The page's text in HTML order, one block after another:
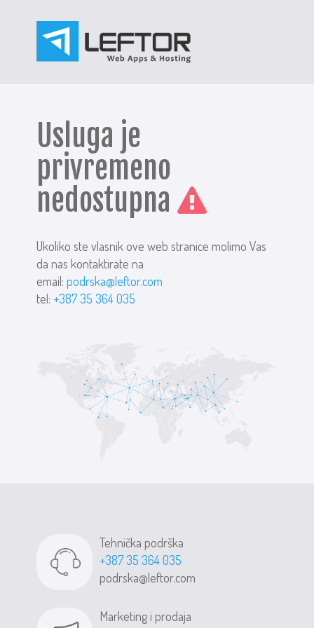
Usluga je
privremeno
nedostupna
Ukoliko ste vlasnik ove web stranice molimo Vas
da nas kontaktirate na
email:podrska@leftor.com
tel: +387 35 364 035
Tehnička podrška
+387 35 364 035
podrska@leftor.com
Marketing i prodaja